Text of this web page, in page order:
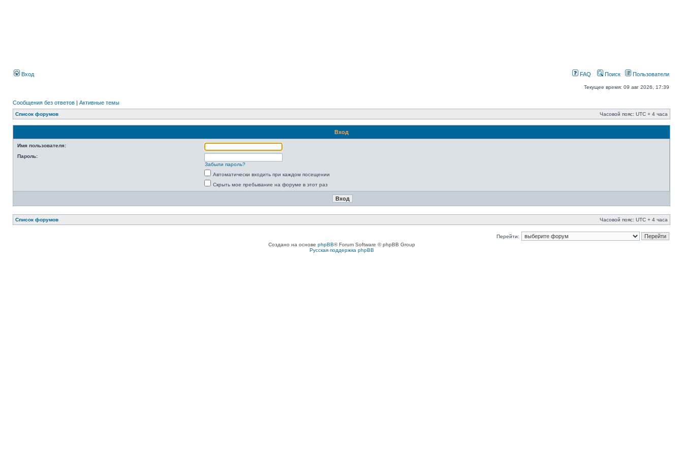
Вход FAQ Поиск Пользователи
Текущее время: 09 авг 2026, 17:39
Сообщения без ответов | Активные темы
Список форумов Часовой пояс: UTC + 4 часа
Вход
Имя пользователя:
Пароль:
Забыли пароль?
Автоматически входить при каждом посещении
Скрыть мое пребывание на форуме в этот раз
Список форумов Часовой пояс: UTC + 4 часа
Перейти:
Создано на основе phpBB® Forum Software © phpBB Group
Русская поддержка phpBB